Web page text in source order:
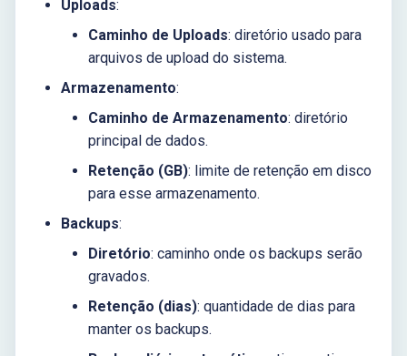
Uploads:
Caminho de Uploads: diretório usado para
arquivos de upload do sistema.
Armazenamento:
Caminho de Armazenamento: diretório
principal de dados.
Retenção (GB): limite de retenção em disco
para esse armazenamento.
Backups:
Diretório: caminho onde os backups serão
gravados.
Retenção (dias): quantidade de dias para
manter os backups.